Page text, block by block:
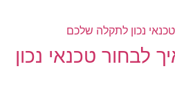
לבחור טכנאי נכון